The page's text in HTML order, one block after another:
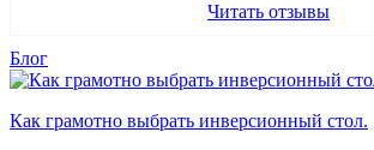
Читать отзывы
Блог
Как грамотно выбрать инверсионный стол.